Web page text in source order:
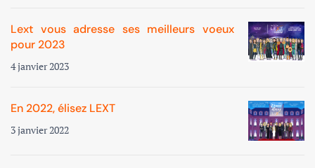
Lext vous adresse ses meilleurs voeux
pour 2023
4 janvier 2023
En 2022, élisez LEXT
3 janvier 2022